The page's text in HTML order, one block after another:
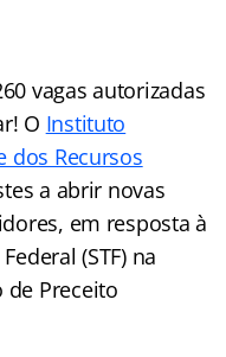
vagas autorizadas
O Instituto
dos Recursos
a abrir novas
em resposta à
(STF) na
Preceito